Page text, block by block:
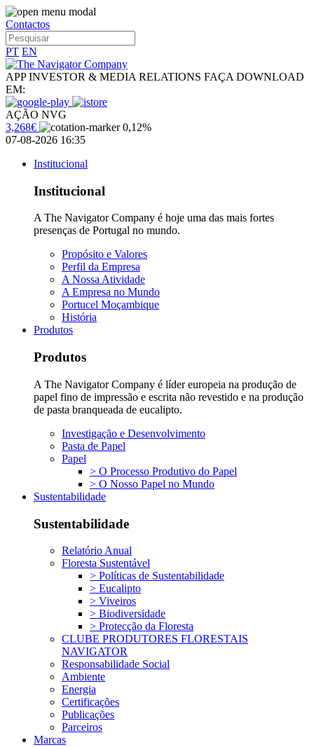
Contactos
PT EN
APP INVESTOR & MEDIA RELATIONS FAÇA DOWNLOAD
EM:
AÇÃO NVG
3,268€
0,12%
07-08-2026 16:35
Institucional
Institucional
A The Navigator Company é hoje uma das mais fortes
presenças de Portugal no mundo.
Propósito e Valores
Perfil da Empresa
A Nossa Atividade
A Empresa no Mundo
Portucel Moçambique
História
Produtos
Produtos
A The Navigator Company é líder europeia na produção de
papel fino de impressão e escrita não revestido e na produção
de pasta branqueada de eucalipto.
Investigação e Desenvolvimento
Pasta de Papel
Papel
> O Processo Produtivo do Papel
> O Nosso Papel no Mundo
Sustentabilidade
Sustentabilidade
Relatório Anual
Floresta Sustentável
> Políticas de Sustentabilidade
> Eucalipto
> Viveiros
> Biodiversidade
> Protecção da Floresta
CLUBE PRODUTORES FLORESTAIS
NAVIGATOR
Responsabilidade Social
Ambiente
Energia
Certificações
Publicações
Parceiros
Marcas